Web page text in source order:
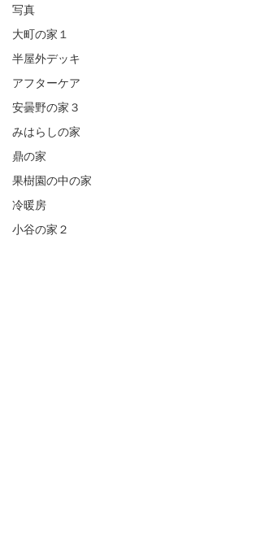
写真
大町の家１
半屋外デッキ
アフターケア
安曇野の家３
みはらしの家
鼎の家
果樹園の中の家
冷暖房
小谷の家２